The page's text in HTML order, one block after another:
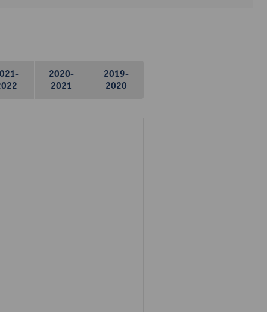
2020-
2021
2019-
2020